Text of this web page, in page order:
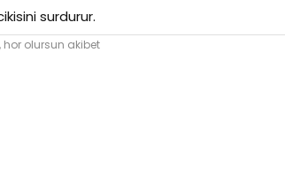
surdurur.
hor olursun akibet